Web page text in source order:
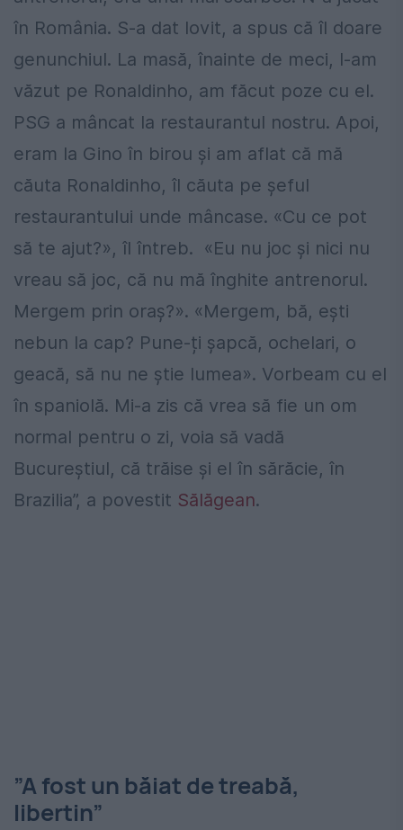
în România. S-a dat lovit, a spus că îl doare
genunchiul. La masă, înainte de meci, l-am
văzut pe Ronaldinho, am făcut poze cu el.
PSG a mâncat la restaurantul nostru. Apoi,
eram la Gino în birou și am aflat că mă
căuta Ronaldinho, îl căuta pe șeful
restaurantului unde mâncase. «Cu ce pot
să te ajut?», îl întreb. «Eu nu joc și nici nu
vreau să joc, că nu mă înghite antrenorul.
Mergem prin oraș?». «Mergem, bă, ești
nebun la cap? Pune-ți șapcă, ochelari, o
geacă, să nu ne știe lumea». Vorbeam cu el
în spaniolă. Mi-a zis că vrea să fie un om
normal pentru o zi, voia să vadă
Bucureștiul, că trăise și el în sărăcie, în
Brazilia”, a povestit Sălăgean.
”A fost un băiat de treabă,
libertin”